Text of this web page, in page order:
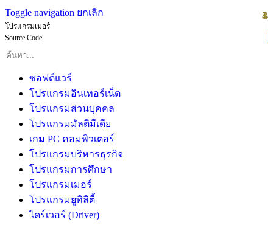
Toggle navigation ยกเลิก
โปรแกรมเมอร์
Source Code
ซอฟต์แวร์
โปรแกรมอินเทอร์เน็ต
โปรแกรมส่วนบุคคล
โปรแกรมมัลติมีเดีย
เกม PC คอมพิวเตอร์
โปรแกรมบริหารธุรกิจ
โปรแกรมการศึกษา
โปรแกรมเมอร์
โปรแกรมยูทิลิตี้
ไดร์เวอร์ (Driver)
1
2
3
4
5